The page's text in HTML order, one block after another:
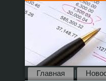
Главная